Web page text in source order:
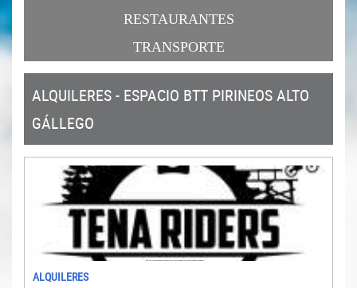
RESTAURANTES
TRANSPORTE
ALQUILERES - ESPACIO BTT PIRINEOS ALTO
GÁLLEGO
ALQUILERES